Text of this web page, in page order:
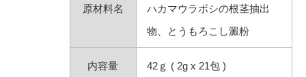
原材料名
ハカマウラボシの根茎抽出
物、とうもろこし澱粉
内容量 42ｇ ( 2g x 21包 )